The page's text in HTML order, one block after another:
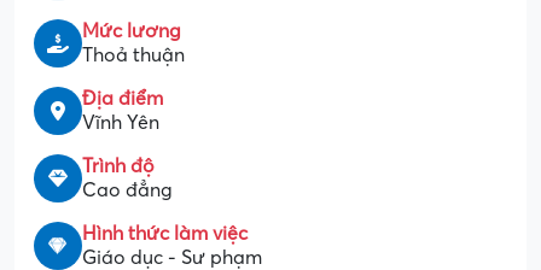
Mức lương
Thoả thuận
Địa điểm
Vĩnh Yên
Trình độ
Cao đẳng
Hình thức làm việc
Giáo dục - Sư phạm